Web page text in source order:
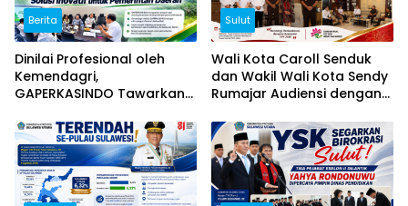
Berita
Dinilai Profesional oleh
Kemendagri,
GAPERKASINDO Tawarkan
Pemerintah Daerah
Sulut
Wali Kota Caroll Senduk
dan Wakil Wali Kota Sendy
Rumajar Audiensi dengan
Dukungan untuk Sukseskan
TIFF 2026